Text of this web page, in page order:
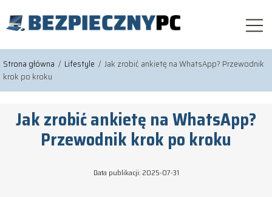
Strona główna / Lifestyle / Jak zrobić ankietę na WhatsApp? Przewodnik
krok po kroku
Jak zrobić ankietę na WhatsApp?
Przewodnik krok po kroku
Data publikacji: 2025-07-31